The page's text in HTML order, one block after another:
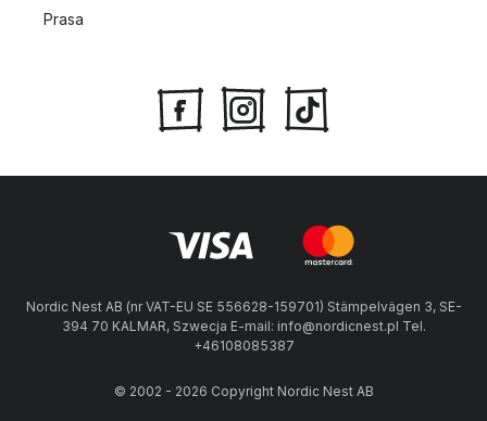
Prasa
Nordic Nest AB (nr VAT-EU SE 556628-159701) Stämpelvägen 3, SE-
394 70 KALMAR, Szwecja E-mail: info@nordicnest.pl Tel.
+46108085387
© 2002 - 2026 Copyright Nordic Nest AB